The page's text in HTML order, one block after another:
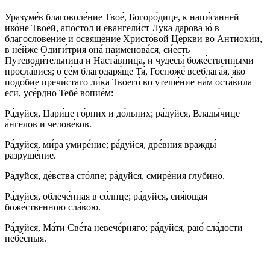
Уразуме́в благоволе́ние Твое́, Богоро́дице, к напи́санней
ико́не Твое́й, апо́стол и евангели́ст Лу́ка дарова́ ю́ в
благослове́ние и освяще́ние Христо́вой Це́ркви во Антиохи́и,
в не́йже Одиги́трия она́ наименова́ся, си́есть
Путеводи́тельница и Наста́вница, и чудесы́ боже́ственными
просла́вися; о се́м благодаря́ще Тя́, Госпоже́ всеблага́я, я́ко
подо́бие пречи́стаго ли́ка Твоего́ во утеше́ние на́м оста́вила
еси́, усе́рдно Тебе́ вопие́м:
Ра́дуйся, Цари́це го́рних и до́льних; ра́дуйся, Влады́чице
а́нгелов и челове́ков.
Ра́дуйся, ми́ра умире́ние; ра́дуйся, дре́вния вражды́
разруше́ние.
Ра́дуйся, де́вства сто́лпе; ра́дуйся, смире́ния глубино́.
Ра́дуйся, облече́нная в со́лнце; ра́дуйся, сия́ющая
боже́ственною сла́вою.
Ра́дуйся, Ма́ти Све́та невече́рняго; ра́дуйся, раю́ сла́дости
небе́сныя.